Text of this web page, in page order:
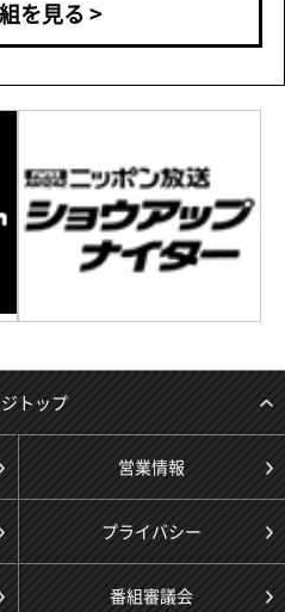
を見る >
トップ
営業情報
プライバシー
番組審議会